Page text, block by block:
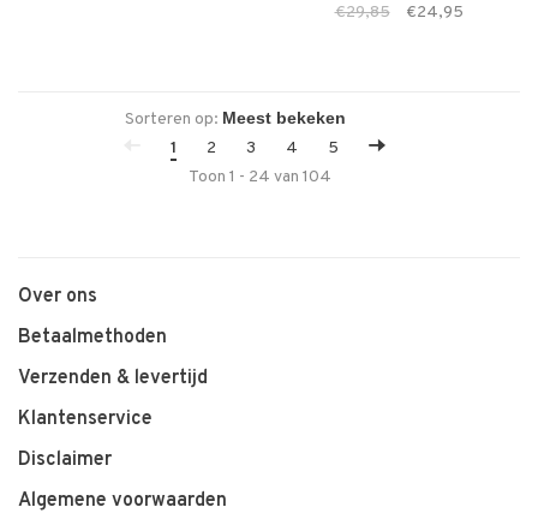
€29,85 €24,95
Sorteren op:
1
2 3 4
5
Toon 1 - 24 van 104
Over ons
Betaalmethoden
Verzenden & levertijd
Klantenservice
Disclaimer
Algemene voorwaarden